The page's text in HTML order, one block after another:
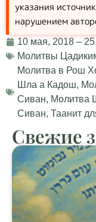
указания
нарушением
10 мая, 2018 –
Молитвы
Молитва в Рош
Шла а Кадош,
Сиван, Молитва
Сиван, Таанит
Свежие